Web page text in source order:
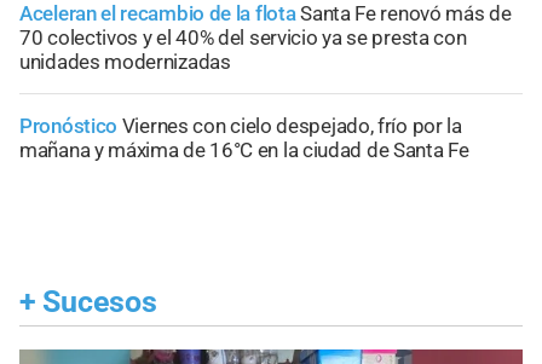
Aceleran el recambio de la flotaSanta Fe renovó más de
70 colectivos y el 40% del servicio ya se presta con
unidades modernizadas
Pronóstico Viernes con cielo despejado, frío por la
mañana y máxima de 16°C en la ciudad de Santa Fe
+ Sucesos